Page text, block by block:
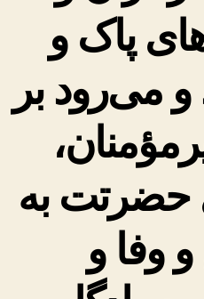
پاک و
و می‌رود بر
حضرتت به
وفا و